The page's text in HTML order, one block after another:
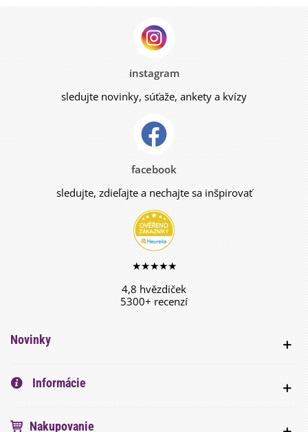
instagram
sledujte novinky, súťaže, ankety a kvízy
facebook
sledujte, zdieľajte a nechajte sa inšpirovať
★★★★★
4,8 hvězdiček
5300+ recenzí
Novinky
Informácie
Nakupovanie